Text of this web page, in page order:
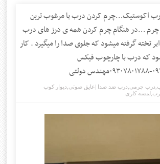
اکوستیک…چرم کردن درب با مرغوب ترین
…در هنگام چرم کردن همه ی درز های درب
تخته گرفته میشود که جلوی صدا را میگیرد . کار
که درب با چارچوب فیکس
درب چرمی درب ضد صدا |عایق صوتی دیوار کوب
لمسه کاری